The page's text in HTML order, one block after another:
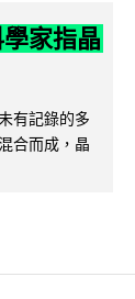
家指晶
有記錄的多
合而成，晶